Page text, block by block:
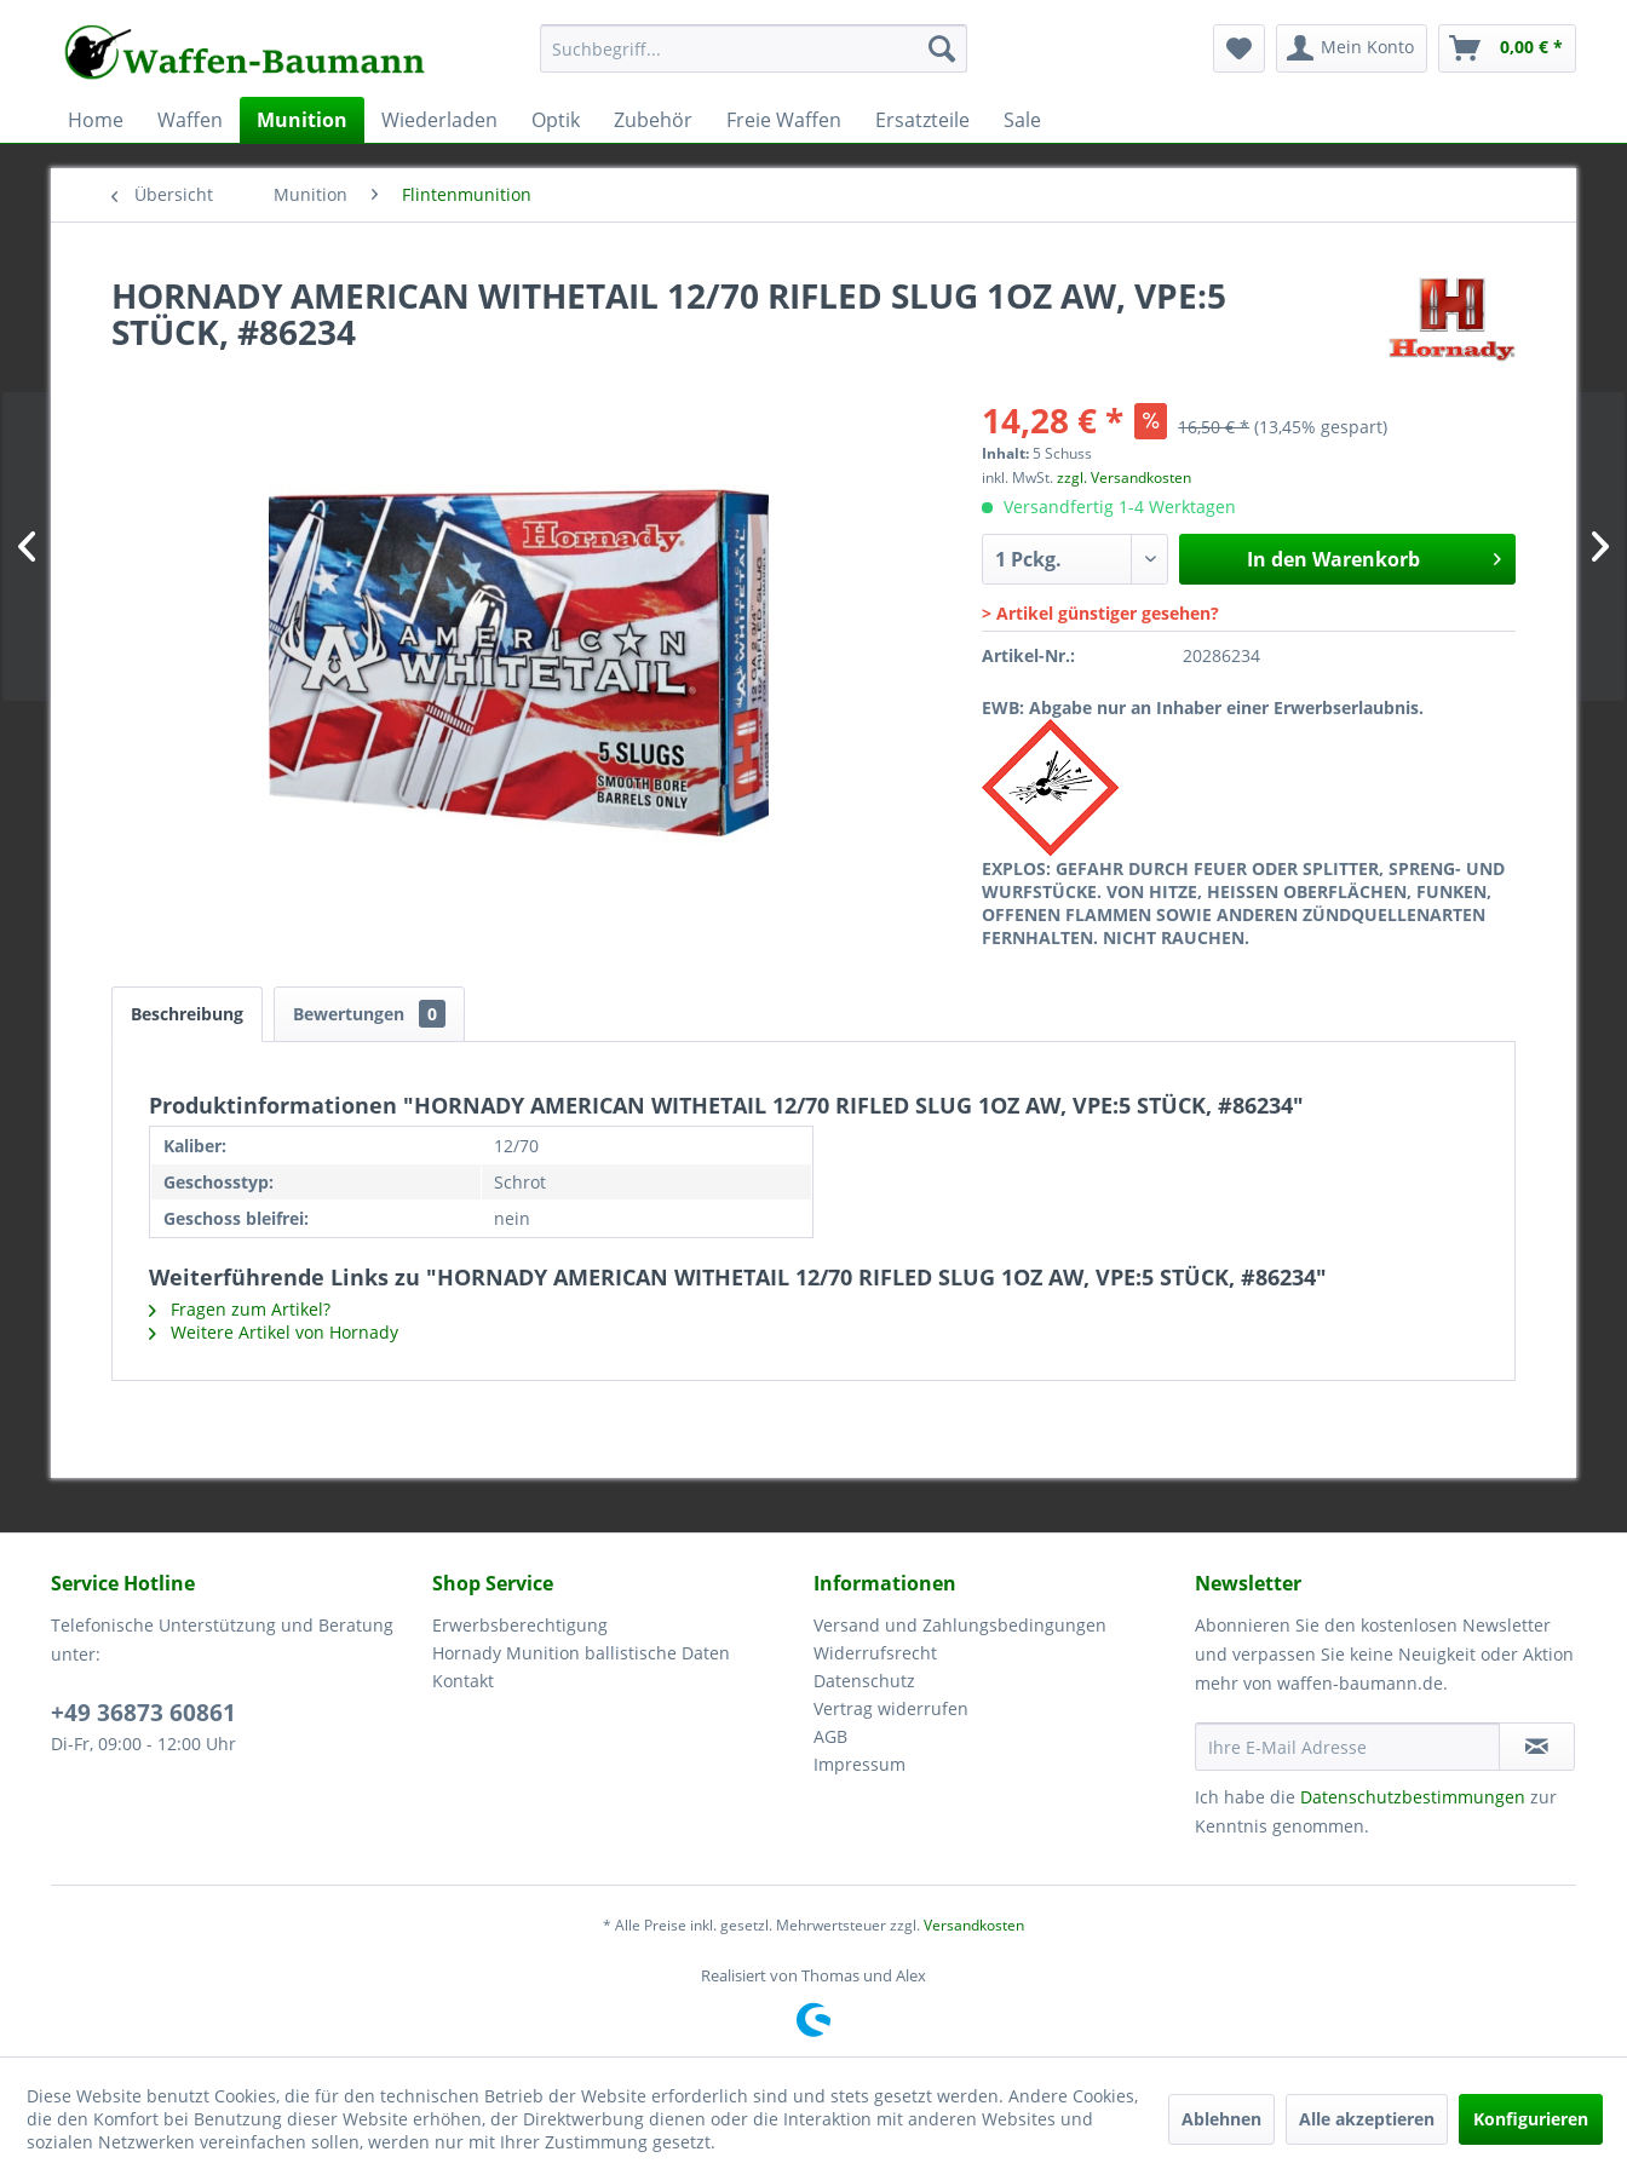
Mein Konto 0,00 € *
Home Waffen Munition Wiederladen Optik Zubehör Freie Waffen Ersatzteile Sale
Übersicht Munition Flintenmunition
HORNADY AMERICAN WITHETAIL 12/70 RIFLED SLUG 1OZ AW, VPE:5
STÜCK, #86234
14,28 € *
16,50 € * (13,45% gespart)
Inhalt: 5 Schuss
inkl. MwSt.zzgl. Versandkosten
Versandfertig 1-4 Werktagen
In den Warenkorb
> Artikel günstiger gesehen?
Artikel-Nr.:
20286234
EWB: Abgabe nur an Inhaber einer Erwerbserlaubnis.
EXPLOS: GEFAHR DURCH FEUER ODER SPLITTER, SPRENG- UND
WURFSTÜCKE. VON HITZE, HEISSEN OBERFLÄCHEN, FUNKEN,
OFFENEN FLAMMEN SOWIE ANDEREN ZÜNDQUELLENARTEN
FERNHALTEN. NICHT RAUCHEN.
Beschreibung Bewertungen 0
Produktinformationen "HORNADY AMERICAN WITHETAIL 12/70 RIFLED SLUG 1OZ AW, VPE:5 STÜCK, #86234"
Kaliber:
12/70
Geschosstyp:
Schrot
Geschoss bleifrei:
nein
Weiterführende Links zu "HORNADY AMERICAN WITHETAIL 12/70 RIFLED SLUG 1OZ AW, VPE:5 STÜCK, #86234"
Fragen zum Artikel?
Weitere Artikel von Hornady
Service Hotline
Telefonische Unterstützung und Beratung
unter:
+49 36873 60861
Di-Fr, 09:00 - 12:00 Uhr
Shop Service
Erwerbsberechtigung
Hornady Munition ballistische Daten
Kontakt
Informationen
Versand und Zahlungsbedingungen
Widerrufsrecht
Datenschutz
Vertrag widerrufen
AGB
Impressum
Newsletter
Abonnieren Sie den kostenlosen Newsletter
und verpassen Sie keine Neuigkeit oder Aktion
mehr von waffen-baumann.de.
Ich habe die Datenschutzbestimmungen zur
Kenntnis genommen.
* Alle Preise inkl. gesetzl. Mehrwertsteuer zzgl.Versandkosten
Realisiert von Thomas und Alex
Diese Website benutzt Cookies, die für den technischen Betrieb der Website erforderlich sind und stets gesetzt werden. Andere Cookies,
die den Komfort bei Benutzung dieser Website erhöhen, der Direktwerbung dienen oder die Interaktion mit anderen Websites und
sozialen Netzwerken vereinfachen sollen, werden nur mit Ihrer Zustimmung gesetzt.
Ablehnen Alle akzeptieren Konfigurieren